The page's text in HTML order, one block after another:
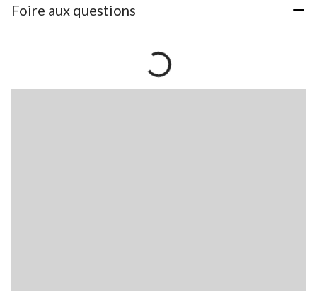
Foire aux questions